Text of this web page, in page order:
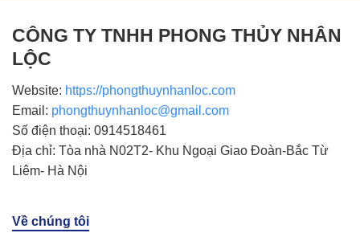
CÔNG TY TNHH PHONG THỦY NHÂN
LỘC
Website: https://phongthuynhanloc.com
Email: phongthuynhanloc@gmail.com
Số điện thoại: 0914518461
Địa chỉ: Tòa nhà N02T2- Khu Ngoại Giao Đoàn-Bắc Từ
Liêm- Hà Nội
Về chúng tôi